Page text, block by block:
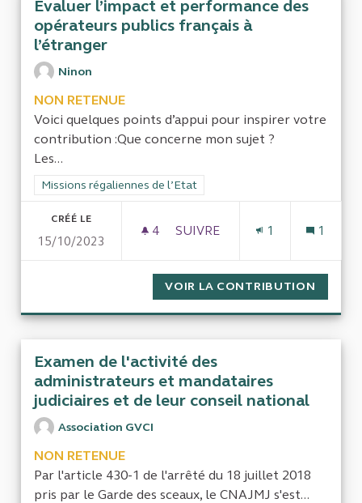
Évaluer l’impact et performance des
opérateurs publics français à
l’étranger
Ninon
NON RETENUE
Voici quelques points d’appui pour inspirer votre
contribution :Que concerne mon sujet ?
Les...
Filtrer les résultats de la catégorie : Missions régaliennes de
Missions régaliennes de l’Etat
CRÉÉ LE
15/10/2023
4 4 ABONNÉS
SUIVRE
1 1
VOIR LA CONTRIBUTION
Examen de l'activité des
administrateurs et mandataires
judiciaires et de leur conseil national
Association GVCI
NON RETENUE
Par l'article 430-1 de l'arrêté du 18 juillet 2018
pris par le Garde des sceaux, le CNAJMJ s'est...